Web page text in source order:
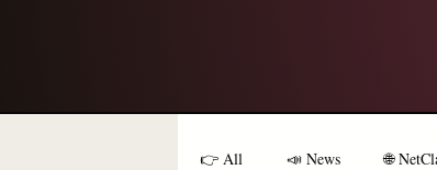
👉 All 📣 News 🌐